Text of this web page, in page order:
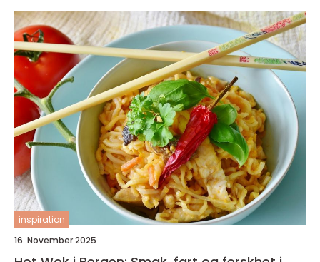
inspiration
16. November 2025